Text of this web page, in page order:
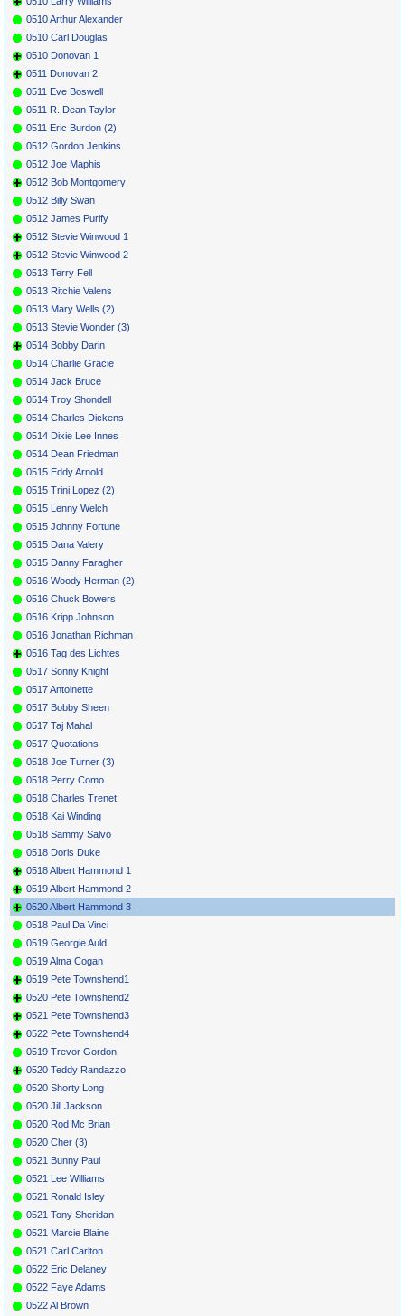
0510 Arthur Alexander
0510 Carl Douglas
0510 Donovan 1
0511 Donovan 2
0511 Eve Boswell
0511 R. Dean Taylor
0511 Eric Burdon (2)
0512 Gordon Jenkins
0512 Joe Maphis
0512 Bob Montgomery
0512 Billy Swan
0512 James Purify
0512 Stevie Winwood 1
0512 Stevie Winwood 2
0513 Terry Fell
0513 Ritchie Valens
0513 Mary Wells (2)
0513 Stevie Wonder (3)
0514 Bobby Darin
0514 Charlie Gracie
0514 Jack Bruce
0514 Troy Shondell
0514 Charles Dickens
0514 Dixie Lee Innes
0514 Dean Friedman
0515 Eddy Arnold
0515 Trini Lopez (2)
0515 Lenny Welch
0515 Johnny Fortune
0515 Dana Valery
0515 Danny Faragher
0516 Woody Herman (2)
0516 Chuck Bowers
0516 Kripp Johnson
0516 Jonathan Richman
0516 Tag des Lichtes
0517 Sonny Knight
0517 Antoinette
0517 Bobby Sheen
0517 Taj Mahal
0517 Quotations
0518 Joe Turner (3)
0518 Perry Como
0518 Charles Trenet
0518 Kai Winding
0518 Sammy Salvo
0518 Doris Duke
0518 Albert Hammond 1
0519 Albert Hammond 2
0520 Albert Hammond 3
0518 Paul Da Vinci
0519 Georgie Auld
0519 Alma Cogan
0519 Pete Townshend1
0520 Pete Townshend2
0521 Pete Townshend3
0522 Pete Townshend4
0519 Trevor Gordon
0520 Teddy Randazzo
0520 Shorty Long
0520 Jill Jackson
0520 Rod Mc Brian
0520 Cher (3)
0521 Bunny Paul
0521 Lee Williams
0521 Ronald Isley
0521 Tony Sheridan
0521 Marcie Blaine
0521 Carl Carlton
0522 Eric Delaney
0522 Faye Adams
0522 Al Brown